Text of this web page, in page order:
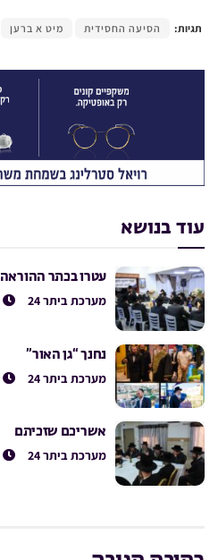
תגיות: הסיעה החסידית מיט א ברען
עוד בנושא
עטרו בכתר ההוראה
מערכת ביתר 24
נחנך “גן האור”
מערכת ביתר 24
אשריכם שזכיתם
מערכת ביתר 24